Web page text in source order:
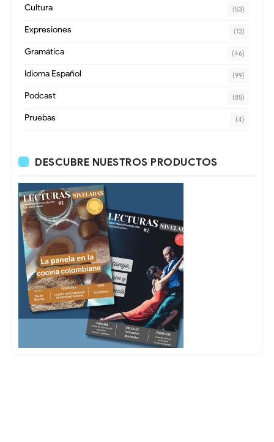
Cultura (53)
Expresiones (13)
Gramática (46)
Idioma Español (99)
Podcast (85)
Pruebas (4)
DESCUBRE NUESTROS PRODUCTOS